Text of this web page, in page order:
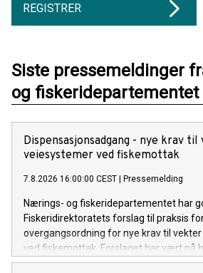
REGISTRER
Siste pressemeldinger
og fiskeridepartementet
Dispensasjonsadgang - nye krav
veiesystemer ved fiskemottak
7.8.2026 16:00:00 CEST | Pressemelding
Nærings- og fiskeridepartementet har
Fiskeridirektoratets forslag til praksis
overgangsordning for nye krav til
ved fiskemottak. Forslaget har vært på